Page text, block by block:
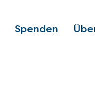
Spenden